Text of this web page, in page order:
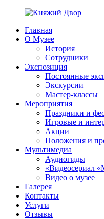
Перейти
содержимому
Княжий
ППМВК
Главная
О Музее
История
Сотрудники
Экспозиция
Постоянные
Экскурсии
Мастер-классы
Мероприятия
Праздники и
Игровые и
Акции
Положения и
Мультимедиа
Аудиогиды
«Видеосериал
Видео о музее
Галерея
Контакты
Услуги
Отзывы